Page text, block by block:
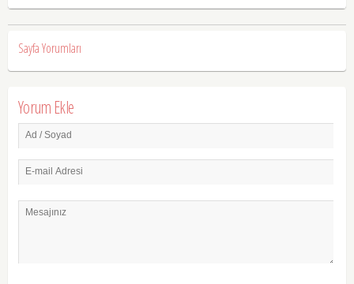
Sayfa Yorumları
Yorum Ekle
Ad / Soyad
E-mail Adresi
Mesajınız